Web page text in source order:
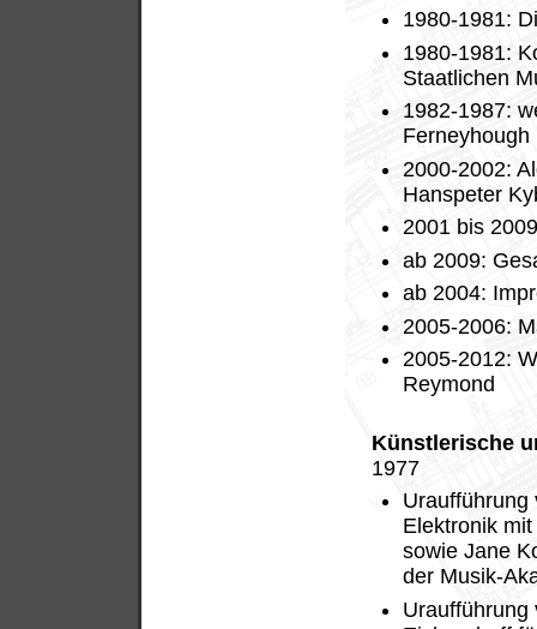
1980-1981:
1980-1981:
Staatlichen
1982-1987:
Ferneyhough
2000-2002:
Hanspeter
2001 bis
ab 2009:
ab 2004:
2005-2006:
2005-2012:
Reymond
Künstlerische
1977
Uraufführung
Elektronik
sowie Jane
der Musik-
Uraufführung